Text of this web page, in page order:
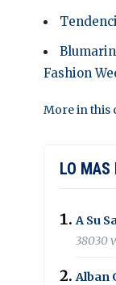
Fashion
More in this
LO MAS
A Su
38030
Alban